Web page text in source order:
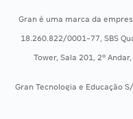
Concursos Saúde
Residência Multiprofissional
Gran é uma marca da
18.260.822/0001-77, SBS
Tower, Sala 201, 2º
Gran Tecnologia e Educação